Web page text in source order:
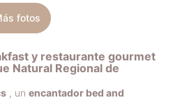
fotos
y restaurante gourmet
Natural Regional de
, un encantador bed and